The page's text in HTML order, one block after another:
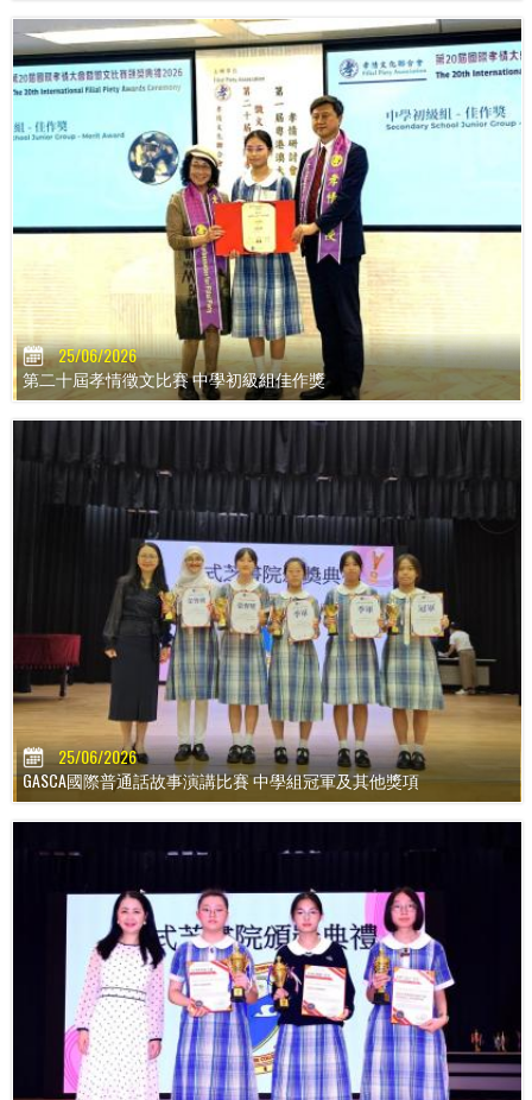
25/06/2026
第二十屆孝情徵文比賽 中學初級組佳作獎
25/06/2026
GASCA國際普通話故事演講比賽 中學組冠軍及其他獎項